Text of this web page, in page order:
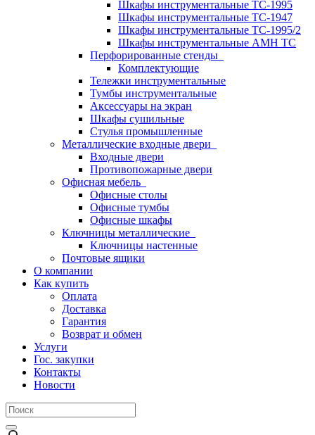
Шкафы инструментальные TC-1995
Шкафы инструментальные TC-1947
Шкафы инструментальные TC-1995/2
Шкафы инструментальные AMH TC
Перфорированные стенды
Комплектующие
Тележки инструментальные
Тумбы инструментальные
Аксессуары на экран
Шкафы сушильные
Стулья промышленные
Металлические входные двери
Входные двери
Противопожарные двери
Офисная мебель
Офисные столы
Офисные тумбы
Офисные шкафы
Ключницы металлические
Ключницы настенные
Почтовые ящики
О компании
Как купить
Оплата
Доставка
Гарантия
Возврат и обмен
Услуги
Гос. закупки
Контакты
Новости